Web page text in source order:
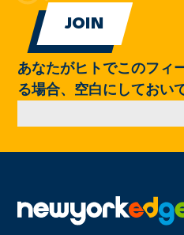
あなたがヒトでこのフィ
る場合、空白にしておい